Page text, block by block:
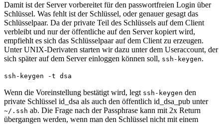
Damit ist der Server vorbereitet für den passwortfreien Login über
Schlüssel. Was fehlt ist der Schlüssel, oder genauer gesagt das
Schlüsselpaar. Da der private Teil des Schlüssels auf dem Client
verbleibt und nur der öffentliche auf den Server kopiert wird,
empfiehlt es sich das Schlüsselpaar auf dem Client zu erzeugen.
Unter UNIX-Derivaten starten wir dazu unter dem Useraccount, der
sich später auf dem Server einloggen können soll, ssh-keygen.
ssh-keygen -t dsa
Wenn die Voreinstellung bestätigt wird, legt ssh-keygen den
private Schlüssel id_dsa als auch den öffentlich id_dsa_pub unter
~/.ssh ab. Die Frage nach der Passphrase kann mit 2x Return
übergangen werden, wenn man den Schlüssel nicht mit einem